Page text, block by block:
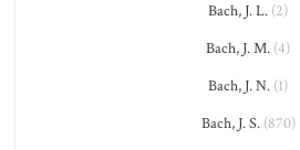
Bach, J. L. (2)
Bach, J. M. (4)
Bach, J. N. (1)
Bach, J. S.(870)